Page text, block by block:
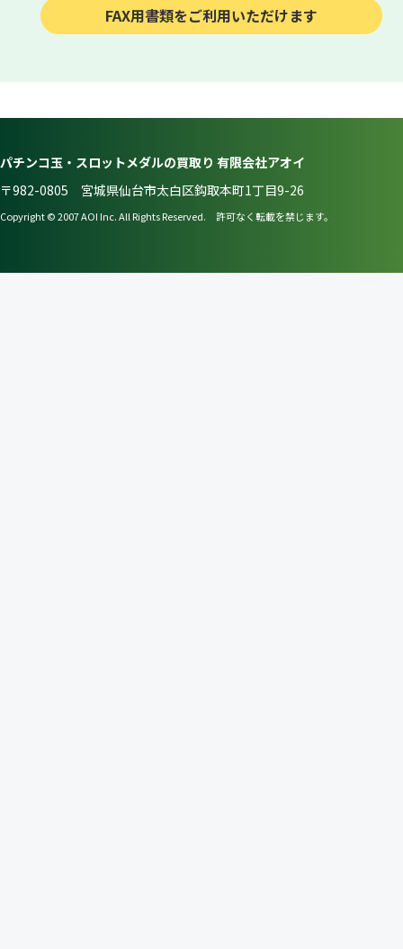
FAX用書類をご利用いただけます
パチンコ玉・スロットメダルの買取り 有限会社アオイ
〒982-0805 宮城県仙台市太白区鈎取本町1丁目9-26
Copyright © 2007 AOI Inc. All Rights Reserved. 許可なく転載を禁じます。